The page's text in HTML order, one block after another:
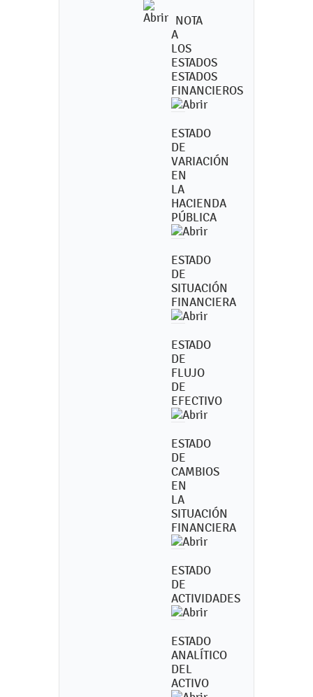
NOTA
A
LOS
ESTADOS
ESTADOS
FINANCIEROS
ESTADO
DE
VARIACIÓN
EN
LA
HACIENDA
PÚBLICA
ESTADO
DE
SITUACIÓN
FINANCIERA
ESTADO
DE
FLUJO
DE
EFECTIVO
ESTADO
DE
CAMBIOS
EN
LA
SITUACIÓN
FINANCIERA
ESTADO
DE
ACTIVIDADES
ESTADO
ANALÍTICO
DEL
ACTIVO